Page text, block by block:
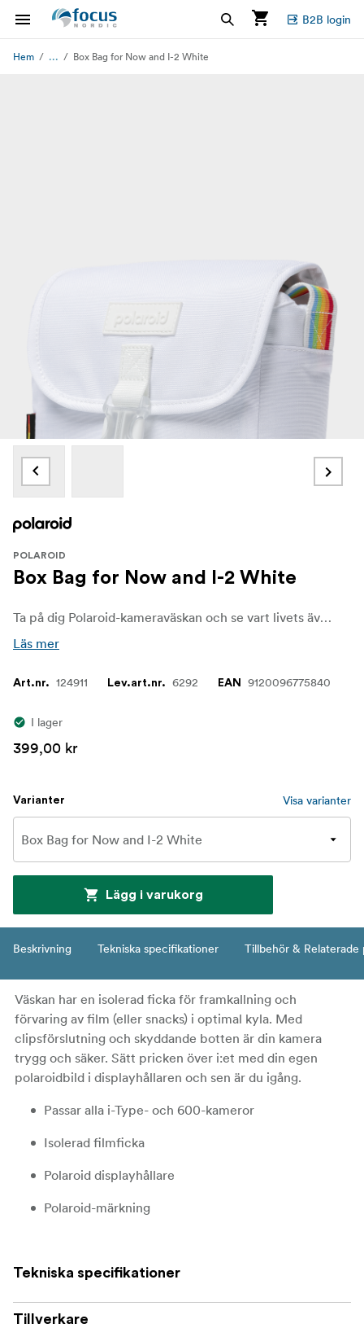
B2B login
Hem ... Box Bag for Now and I-2 White
POLAROID
Box Bag for Now and I-2 White
Ta på dig Polaroid-kameraväskan och se vart livets äventyr tar dig.
Läs mer
Art.nr. 124911 Lev.art.nr. 6292 EAN 9120096775840
I lager
399,00 kr
Varianter Visa varianter
Lägg i varukorg
Beskrivning Tekniska specifikationer Tillbehör & Relaterade
Väskan har en isolerad ficka för framkallning och
förvaring av film (eller snacks) i optimal kyla. Med
clipsförslutning och skyddande botten är din kamera
trygg och säker. Sätt pricken över i:et med din egen
polaroidbild i displayhållaren och sen är du igång.
Passar alla i-Type- och 600-kameror
Isolerad filmficka
Polaroid displayhållare
Polaroid-märkning
Mjuk insida av mikrofiber
Vikbar klaff med clipsfäste
Tekniska specifikationer
Tillverkare